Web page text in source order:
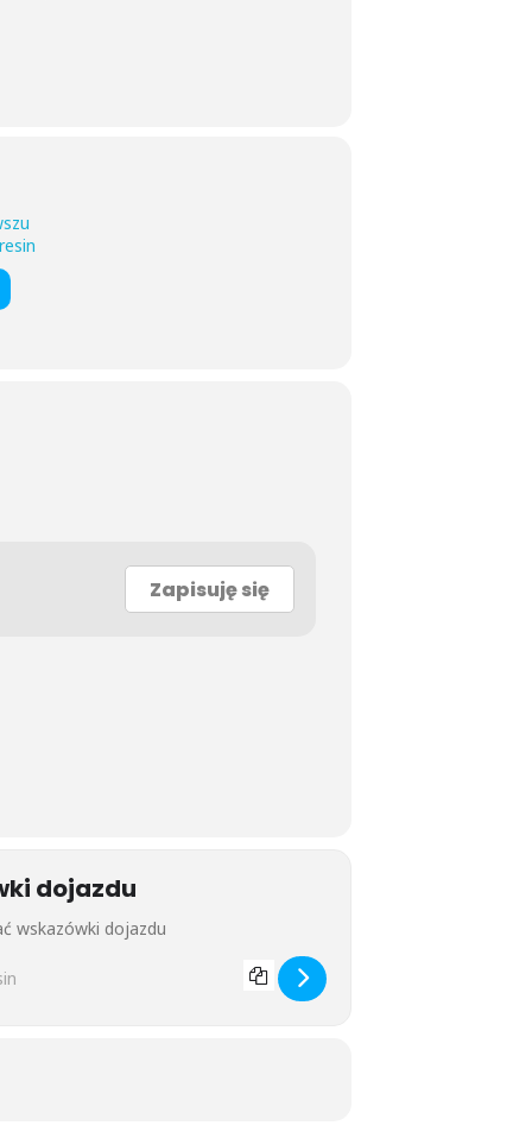
Zapisuję się
dojazdu
i medytacji w Rozpieszczalni []
warsztat jogi i medytacji w Rozpieszczalni []